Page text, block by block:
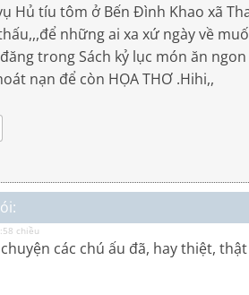
Hủ tíu tôm ở Bến Đình Khao xã
những ai xa xứ ngày về
trong Sách kỷ lục món ăn
nạn để còn HỌA THƠ .Hihi,,
chiều
chuyện các chú ấu đã, hay thiệt,